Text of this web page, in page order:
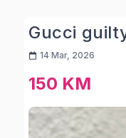
Gucci
14 Mar, 2026
150 KM